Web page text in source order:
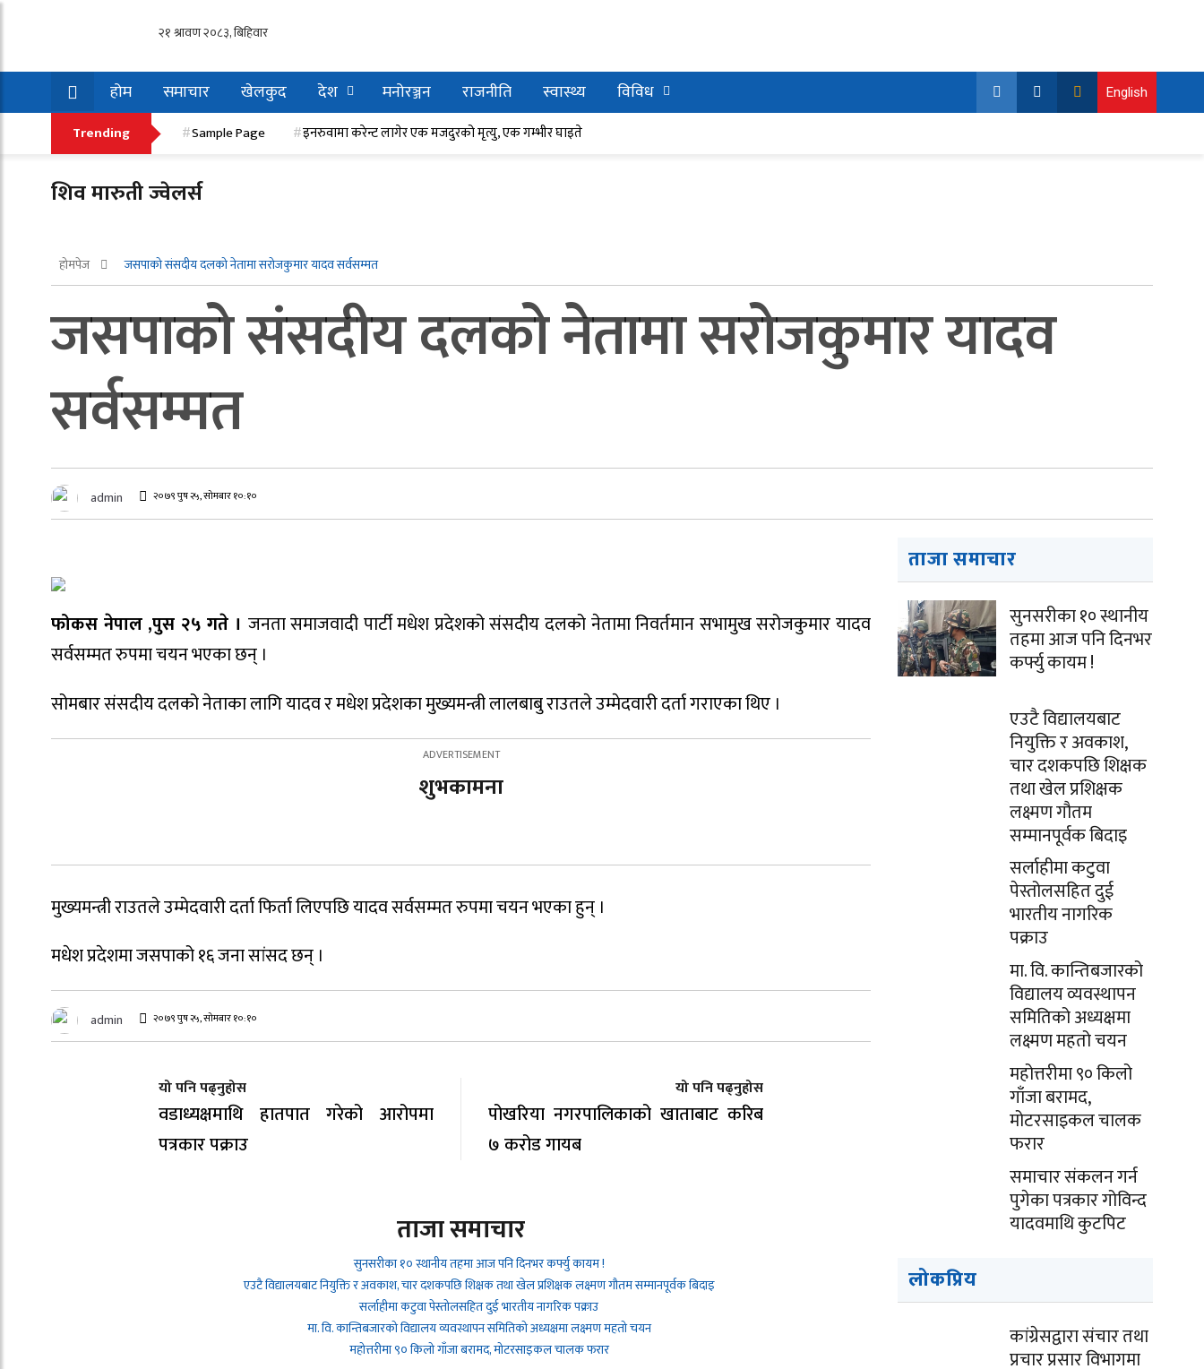
होम समाचार खेलकुद देश मनोरञ्जन राजनीति स्वास्थ्य
विविध
इनरुवामा करेन्ट लागेर एक मजदुरको मृत्यु, एक गम्भीर घाइते
English
Trending Sample Page इनरुवामा करेन्ट लागेर एक मजदुरको मृत्यु, एक गम्भीर घाइते
शिव मारुती ज्वेलर्स
होमपेज जसपाको संसदीय दलको नेतामा सरोजकुमार यादव सर्वसम्मत
जसपाको संसदीय दलको नेतामा सरोजकुमार यादव
सर्वसम्मत
admin २०७९ पुष २५, सोमबार १०:१०
फोकस नेपाल ,पुस २५ गते । जनता समाजवादी पार्टी मधेश प्रदेशको संसदीय दलको नेतामा निवर्तमान सभामुख सरोजकुमार यादव
सर्वसम्मत रुपमा चयन भएका छन् ।
सोमबार संसदीय दलको नेताका लागि यादव र मधेश प्रदेशका मुख्यमन्त्री लालबाबु राउतले उम्मेदवारी दर्ता गराएका थिए ।
शुभकामना
मुख्यमन्त्री राउतले उम्मेदवारी दर्ता फिर्ता लिएपछि यादव सर्वसम्मत रुपमा चयन भएका हुन् ।
मधेश प्रदेशमा जसपाको १६ जना सांसद छन् ।
admin २०७९ पुष २५, सोमबार १०:१०
यो पनि पढ्नुहोस
वडाध्यक्षमाथि हातपात गरेको आरोपमा
पत्रकार पक्राउ
यो पनि पढ्नुहोस
पोखरिया नगरपालिकाको खाताबाट करिब
७ करोड गायब
ताजा समाचार
सुनसरीका १० स्थानीय तहमा आज पनि दिनभर कर्फ्यु कायम !
एउटै विद्यालयबाट नियुक्ति र अवकाश, चार दशकपछि शिक्षक तथा खेल प्रशिक्षक लक्ष्मण गौतम सम्मानपूर्वक बिदाइ
सर्लाहीमा कटुवा पेस्तोलसहित दुई भारतीय नागरिक पक्राउ
मा. वि. कान्तिबजारको विद्यालय व्यवस्थापन समितिको अध्यक्षमा लक्ष्मण महतो चयन
महोत्तरीमा ९० किलो गाँजा बरामद, मोटरसाइकल चालक फरार
ताजा समाचार
सुनसरीका १० स्थानीय
तहमा आज पनि दिनभर
कर्फ्यु कायम !
एउटै विद्यालयबाट
नियुक्ति र अवकाश,
चार दशकपछि शिक्षक
तथा खेल प्रशिक्षक
लक्ष्मण गौतम
सम्मानपूर्वक बिदाइ
सर्लाहीमा कटुवा
पेस्तोलसहित दुई
भारतीय नागरिक
पक्राउ
मा. वि. कान्तिबजारको
विद्यालय व्यवस्थापन
समितिको अध्यक्षमा
लक्ष्मण महतो चयन
महोत्तरीमा ९० किलो
गाँजा बरामद,
मोटरसाइकल चालक
फरार
समाचार संकलन गर्न
पुगेका पत्रकार गोविन्द
यादवमाथि कुटपिट
लोकप्रिय
कांग्रेसद्वारा संचार तथा
प्रचार प्रसार विभागमा